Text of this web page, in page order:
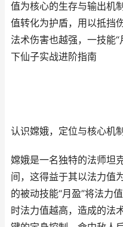
值为核心的生存与输出机
值转化为护盾，用以抵挡
法术伤害也越强，一技能“
下仙子实战进阶指南
认识嫦娥，定位与核心机制
嫦娥是一名独特的法师坦
间，这得益于其以法力值
的被动技能“月盈”将法力
时法力值越高，造成的法